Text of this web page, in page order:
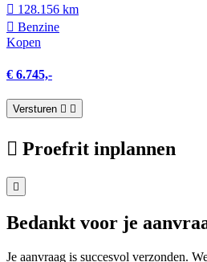
128.156 km
Benzine
Kopen
€ 6.745,-
Versturen
Proefrit inplannen
Bedankt voor je
Je aanvraag is succesvol verzonden.